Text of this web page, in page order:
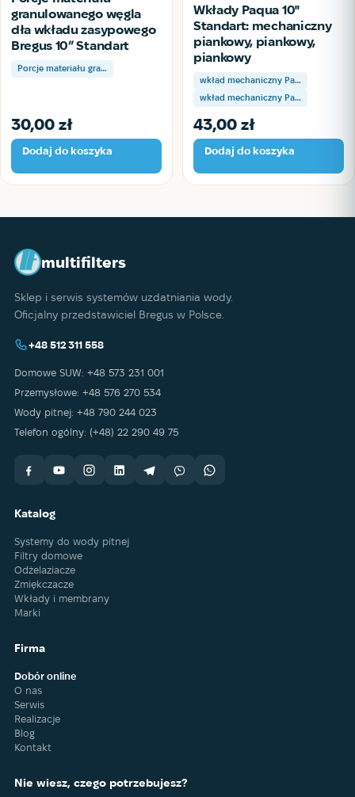
granulowanego węgla
dła wkładu zasypowego
Bregus 10” Standart
Porcje materiału gra…
30,00 zł
Dodaj do koszyka
Wkłady Paqua 10"
Standart: mechaniczny
piankowy, piankowy,
piankowy
wkład mechaniczny Pa…
wkład mechaniczny Pa…
43,00 zł
Dodaj do koszyka
multifilters
Sklep i serwis systemów uzdatniania wody.
Oficjalny przedstawiciel Bregus w Polsce.
+48 512 311 558
Domowe SUW: +48 573 231 001
Przemysłowe: +48 576 270 534
Wody pitnej: +48 790 244 023
Telefon ogólny: (+48) 22 290 49 75
Katalog
Systemy do wody pitnej
Filtry domowe
Odżelaziacze
Zmiękczacze
Wkłady i membrany
Marki
Firma
Dobór online
O nas
Serwis
Realizacje
Blog
Kontakt
Nie wiesz, czego potrzebujesz?